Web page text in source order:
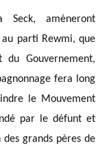
Seck, amèneront
parti Rewmi, que
Gouvernement,
fera long
le Mouvement
par le défunt et
grands pères de